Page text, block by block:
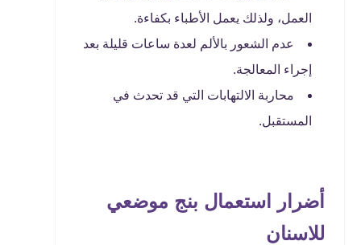
العمل، ولذلك يعمل الأطباء بكفاءة.
عدم الشعور بالألم لعدة ساعات قليلة بعد
إجراء المعالجة.
محاربة الالتهابات التي قد تحدث في
المستقبل.
أضرار استعمال بنج موضعي
للاسنان